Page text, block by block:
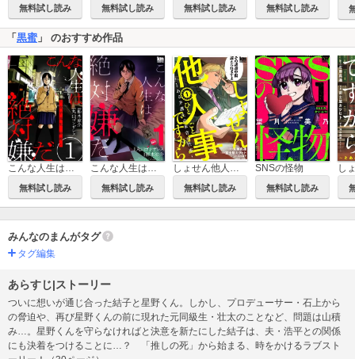
無料試し読み 無料試し読み 無料試し読み 無料試し読み
「黒蜜」 のおすすめ作品
こんな人生は絶対嫌だ［ばら売り］［黒蜜］
無料試し読み
こんな人生は絶対嫌だ
無料試し読み
しょせん他人事ですから ～とある弁護士の本音の仕事～
無料試し読み
SNSの怪物
無料試し読み
みんなのまんがタグ
タグ編集
あらすじ|ストーリー
ついに想いが通じ合った結子と星野くん。しかし、プロデューサー・石上から
の脅迫や、再び星野くんの前に現れた元同級生・壮太のことなど、問題は山積
み…。星野くんを守らなければと決意を新たにした結子は、夫・浩平との関係
にも決着をつけることに…？ 「推しの死」から始まる、時をかけるラブスト